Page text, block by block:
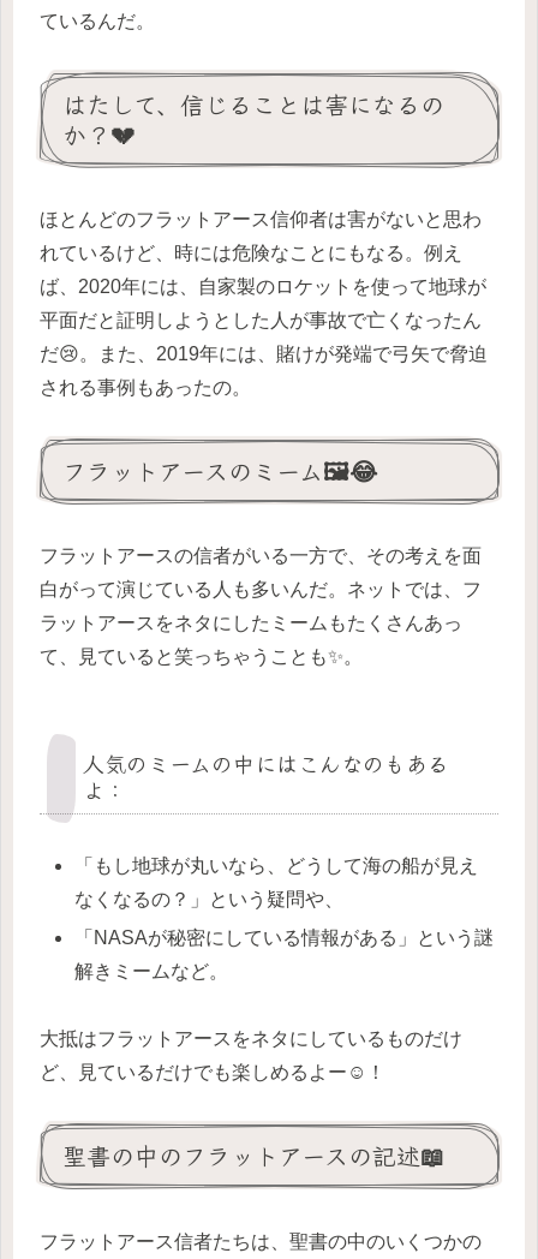
ているんだ。
はたして、信じることは害になるの
か？💔
ほとんどのフラットアース信仰者は害がないと思わ
れているけど、時には危険なことにもなる。例え
ば、2020年には、自家製のロケットを使って地球が
平面だと証明しようとした人が事故で亡くなったん
だ😢。また、2019年には、賭けが発端で弓矢で脅迫
される事例もあったの。
フラットアースのミーム🖼️😂
フラットアースの信者がいる一方で、その考えを面
白がって演じている人も多いんだ。ネットでは、フ
ラットアースをネタにしたミームもたくさんあっ
て、見ていると笑っちゃうことも✨。
人気のミームの中にはこんなのもある
よ：
「もし地球が丸いなら、どうして海の船が見え
なくなるの？」という疑問や、
「NASAが秘密にしている情報がある」という謎
解きミームなど。
大抵はフラットアースをネタにしているものだけ
ど、見ているだけでも楽しめるよー☺️！
聖書の中のフラットアースの記述📖
フラットアース信者たちは、聖書の中のいくつかの